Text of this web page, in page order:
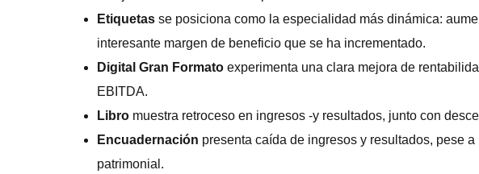
Etiquetas se posiciona como la especialidad más dinámica:
interesante margen de beneficio que se ha incrementado.
Digital Gran Formato experimenta una clara mejora de
EBITDA.
Libro muestra retroceso en ingresos -y resultados, junto con
Encuadernación presenta caída de ingresos y resultados, pese
patrimonial.